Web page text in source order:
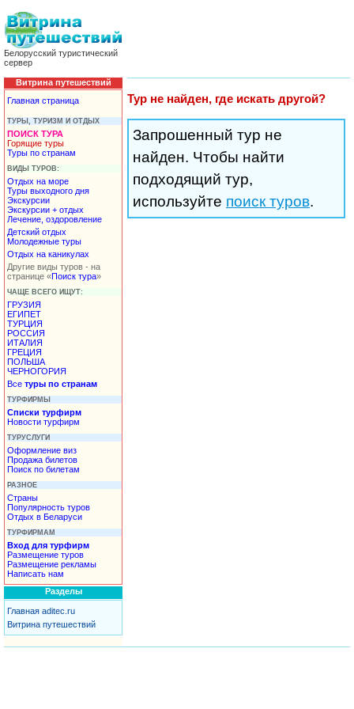
Белорусский туристический
сервер
Витрина путешествий
Главная страница
ТУРЫ, ТУРИЗМ И ОТДЫХ
ПОИСК ТУРА
Горящие туры
Туры по странам
ВИДЫ ТУРОВ:
Отдых на море
Туры выходного дня
Экскурсии
Экскурсии + отдых
Лечение, оздоровление
Детский отдых
Молодежные туры
Отдых на каникулах
Другие виды туров - на
странице «Поиск тура»
ЧАЩЕ ВСЕГО ИЩУТ:
ГРУЗИЯ
ЕГИПЕТ
ТУРЦИЯ
РОССИЯ
ИТАЛИЯ
ГРЕЦИЯ
ПОЛЬША
ЧЕРНОГОРИЯ
Все туры по странам
ТУРФИРМЫ
Списки турфирм
Новости турфирм
ТУРУСЛУГИ
Оформление виз
Продажа билетов
Поиск по билетам
РАЗНОЕ
Страны
Популярность туров
Отдых в Беларуси
ТУРФИРМАМ
Вход для турфирм
Размещение туров
Размещение рекламы
Написать нам
Разделы
Главная aditec.ru
Витрина путешествий
Тур не найден, где искать другой?
Запрошенный тур не
найден. Чтобы найти
подходящий тур,
используйте поиск туров.